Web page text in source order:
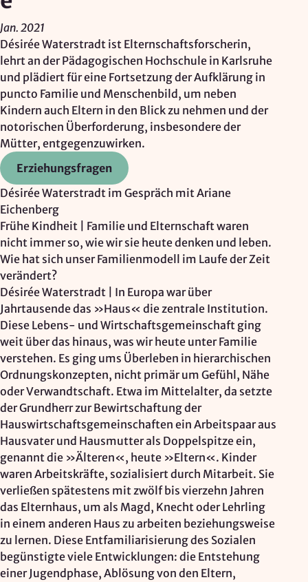
Jan. 2021
Désirée Waterstradt ist Elternschaftsforscherin,
lehrt an der Pädagogischen Hochschule in Karlsruhe
und plädiert für eine Fortsetzung der Aufklärung in
puncto Familie und Menschenbild, um neben
Kindern auch Eltern in den Blick zu nehmen und der
notorischen Überforderung, insbesondere der
Mütter, entgegenzuwirken.
Erziehungsfragen
Désirée Waterstradt im Gespräch mit Ariane
Eichenberg
Frühe Kindheit | Familie und Elternschaft waren
nicht immer so, wie wir sie heute denken und leben.
Wie hat sich unser Familienmodell im Laufe der Zeit
verändert?
Désirée Waterstradt | In Europa war über
Jahrtausende das »Haus« die zentrale Institution.
Diese Lebens- und Wirtschaftsgemeinschaft ging
weit über das hinaus, was wir heute unter Familie
verstehen. Es ging ums Überleben in hierarchischen
Ordnungskonzepten, nicht primär um Gefühl, Nähe
oder Verwandtschaft. Etwa im Mittelalter, da setzte
der Grundherr zur Bewirtschaftung der
Hauswirtschaftsgemeinschaften ein Arbeitspaar aus
Hausvater und Hausmutter als Doppelspitze ein,
genannt die »Älteren«, heute »Eltern«. Kinder
waren Arbeitskräfte, sozialisiert durch Mitarbeit. Sie
verließen spätestens mit zwölf bis vierzehn Jahren
das Elternhaus, um als Magd, Knecht oder Lehrling
in einem anderen Haus zu arbeiten beziehungsweise
zu lernen. Diese Entfamiliarisierung des Sozialen
begünstigte viele Entwicklungen: die Entstehung
einer Jugendphase, Ablösung von den Eltern,
Zweck:
Rechtsgrundlage: Art. 6 Abs. 1 lit. f DSGVO
Drittlandübermittlung: möglich
OPTIONAL
Optionale Cookies
Videos von Vimeo oder optionale zusätzliche
Cookies für die Messung von wiederkehrenden
Nutzenden von Matomo) werden
nur nach Ihrer
Einwilligung
geladen.
Mapbox
Anbieter:
Mapbox Inc., US
Zweck:
Kartendarstellung
Rechtsgrundlage: Art. 6 Abs. 1 lit. a DSGVO
Vimeo
Anbieter:
Vimeo Inc., USA
Zweck:
Videowiedergabe
Rechtsgrundlage: Art. 6 Abs. 1 lit. a DSGVO
Matomo (Webanalyse)